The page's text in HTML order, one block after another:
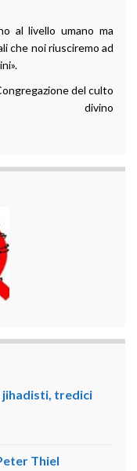
al livello umano ma
che noi riusciremo ad
del culto
divino
jihadisti, tredici
Thiel